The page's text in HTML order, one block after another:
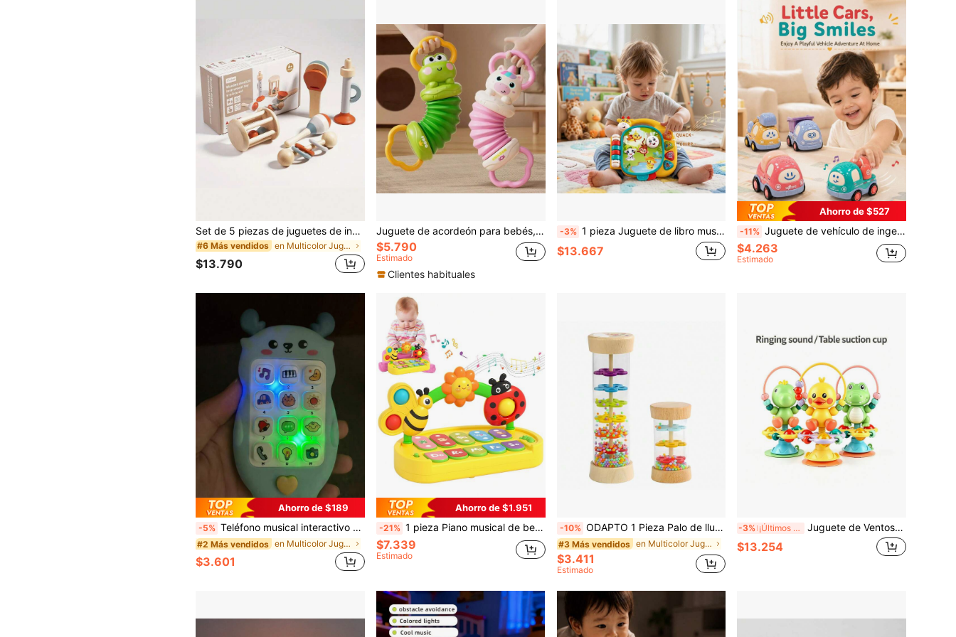
Set de 5 piezas de juguetes de instrumentos musicales de madera para el aprendizaje temprano - Percusión, Armónica y Xilófono - Juguetes educativos sensoriales
#6 Más vendidos en Multicolor Juguetes musicales para bebés
$13.790
Juguete de acordeón para bebés, forma de animal linda y fácil de agarrar, regalo para bebés
$5.790
Estimado
Clientes habituales
-3% 1 pieza Juguete de libro musical para bebé, libro de audio de aprendizaje con sensor eléctrico, juguete interactivo de música de dibujos animados divertido con páginas que se iluminan al pasar (Batería no incluida)
$13.667
Ahorro de $527
-11% Juguete de vehículo de ingeniería con propulsión por fricción, juguete para niñas, juguete para niños, juguete para niños, coche de juguete, juguete sensorial para bebés, juguete para niños pequeños, coche, relleno de fiesta, coche para niños
$4.263
Estimado
Ahorro de $189
-5% Teléfono musical interactivo para bebés: música, animales y talla grande de 10 efectos de sonido, 2 modos intercambiables, disponible en rosa y azul
#2 Más vendidos en Multicolor Juguetes musicales para bebés
$3.601
Ahorro de $1.951
-21% 1 pieza Piano musical de bebé, juguete de música e iluminación, juegos de ritmo y reproducción de canciones, juguete educativo interactivo para el desarrollo temprano, desarrollo motor y cognitivo, regalo, volumen ajustable, multi-modo, almacenamiento portátil, adecuado como regalo para bebés
$7.339
Estimado
-10% ODAPTO 1 Pieza Palo de lluvia, juguetes Montessori para bebés de 6 a 12 meses de 1 año, sonajero de bebé de madera juguetes sensoriales, juguete musical Rainmaker de 7.7" - Regalos para bebés niños y niñas de 6, 7, 8, 9 y 12 meses, recién nacidos y niños pequeños
#3 Más vendidos en Multicolor Juguetes musicales para bebés
$3.411
Estimado
-3% ¡Últimos 3 días Juguete de Ventosa para Silla Alta de Bebé, Juguete de Sonajero de Agarre Intelectual de Educación Temprana, Juguete de Iluminación Calmante
$13.254